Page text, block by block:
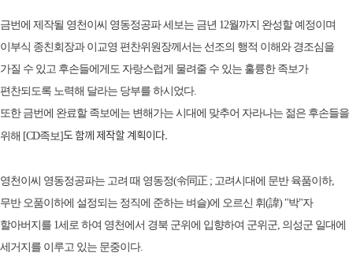
금번에 제작될 영천이씨 영동정공파 세보는 금년 12월까지 완성할 예정이며
이부식 종친회장과 이교영 편찬위원장께서는 선조의 행적 이해와 경조심을
가질 수 있고 후손들에게도 자랑스럽게 물려줄 수 있는 훌륭한 족보가
편찬되도록 노력해 달라는 당부를 하시었다.
또한 금번에 완료할 족보에는 변해가는 시대에 맞추어 자라나는 젊은 후손들을
위해 [CD족보]도 함께 제작할 계획이다.
영천이씨 영동정공파는 고려 때 영동정(令同正 ; 고려시대에 문반 육품이하,
무반 오품이하에 설정되는 정직에 준하는 벼슬)에 오르신 휘(諱) "박"자
할아버지를 1세로 하여 영천에서 경북 군위에 입향하여 군위군, 의성군 일대에
세거지를 이루고 있는 문중이다.